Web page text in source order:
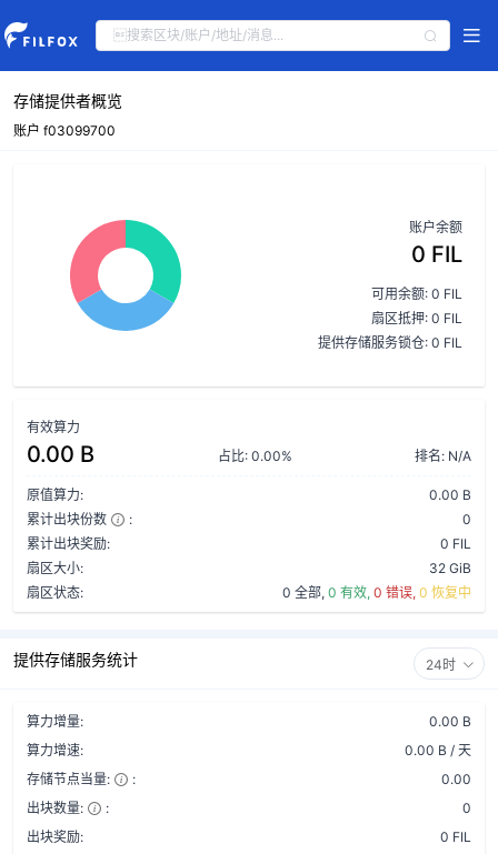
存储提供者概览
账户 f03099700
账户余额
0 FIL
可用余额: 0 FIL
扇区抵押: 0 FIL
提供存储服务锁仓: 0 FIL
有效算力
0.00 B 占比: 0.00% 排名: N/A
原值算力:
0.00 B
累计出块份数
:
0
累计出块奖励:
0 FIL
扇区大小:
32 GiB
扇区状态:
0 全部, 0 有效, 0 错误, 0 恢复中
提供存储服务统计 24时
算力增量:
0.00 B
算力增速:
0.00 B / 天
存储节点当量:
:
0.00
出块数量:
:
0
出块奖励:
0 FIL